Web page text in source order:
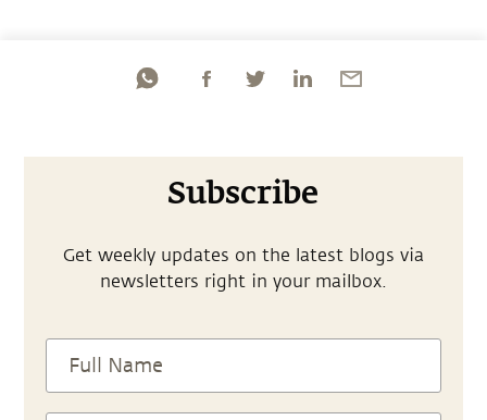
Subscribe
Get weekly updates on the latest blogs via
newsletters right in your mailbox.